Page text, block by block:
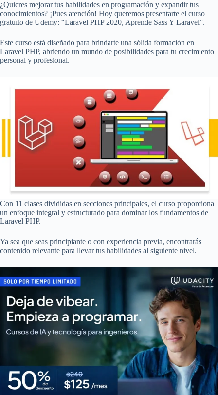
¿Quieres mejorar tus habilidades en programación y expandir tus
conocimientos? ¡Pues atención! Hoy queremos presentarte el curso
gratuito de Udemy: “Laravel PHP 2020, Aprende Sass Y Laravel”.
Este curso está diseñado para brindarte una sólida formación en
Laravel PHP, abriendo un mundo de posibilidades para tu crecimiento
personal y profesional.
Con 11 clases divididas en secciones principales, el curso proporciona
un enfoque integral y estructurado para dominar los fundamentos de
Laravel PHP.
Ya sea que seas principiante o con experiencia previa, encontrarás
contenido relevante para llevar tus habilidades al siguiente nivel.